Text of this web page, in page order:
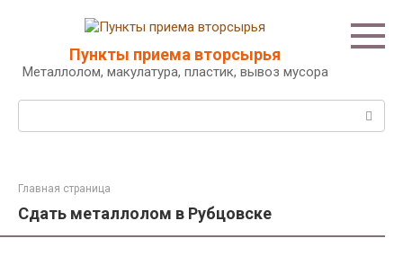
Пункты приема вторсырья
Металлолом, макулатура, пластик, вывоз мусора
Поиск:
Главная страница
Сдать металлолом в Рубцовске